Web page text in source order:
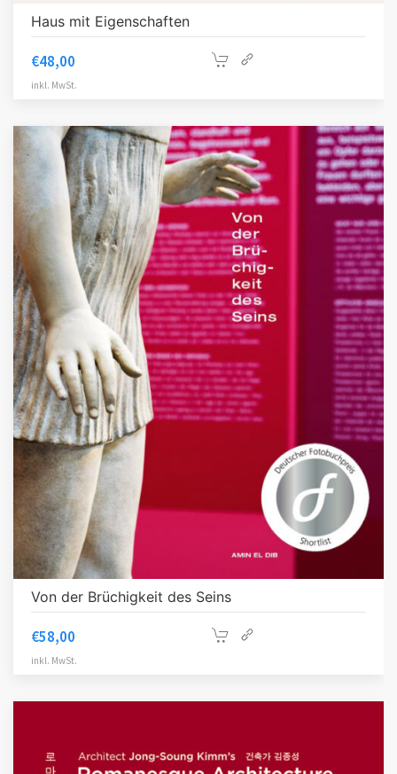
Haus mit Eigenschaften
€48,00
inkl. MwSt.
Von der Brüchigkeit des Seins
€58,00
inkl. MwSt.